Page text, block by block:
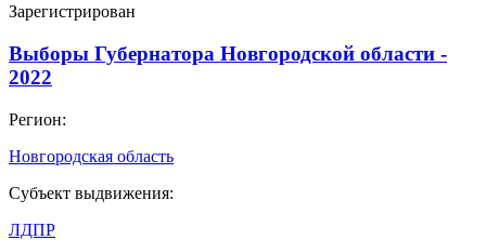
Зарегистрирован
Выборы Губернатора Новгородской области -
2022
Регион:
Новгородская область
Субъект выдвижения:
ЛДПР